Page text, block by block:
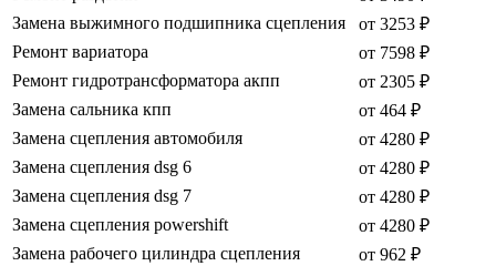
Замена выжимного подшипника сцепления
от 3253 ₽
Ремонт вариатора
от 7598 ₽
Ремонт гидротрансформатора акпп
от 2305 ₽
Замена сальника кпп
от 464 ₽
Замена сцепления автомобиля
от 4280 ₽
Замена сцепления dsg 6
от 4280 ₽
Замена сцепления dsg 7
от 4280 ₽
Замена сцепления powershift
от 4280 ₽
Замена рабочего цилиндра сцепления
от 962 ₽